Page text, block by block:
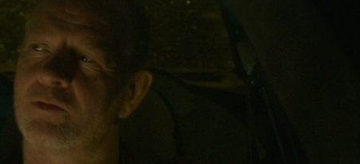
„kwêskosîw“ (she whistles)